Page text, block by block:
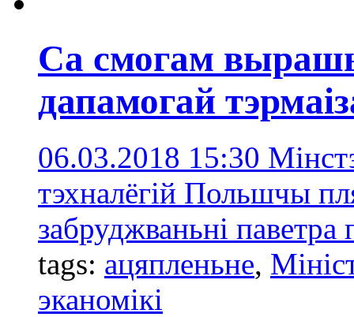
Са смогам
дапамогай
06.03.2018 15:30
тэхналёгій Польшчы
забруджваньні
tags: ацяпленьне,
эканомікі